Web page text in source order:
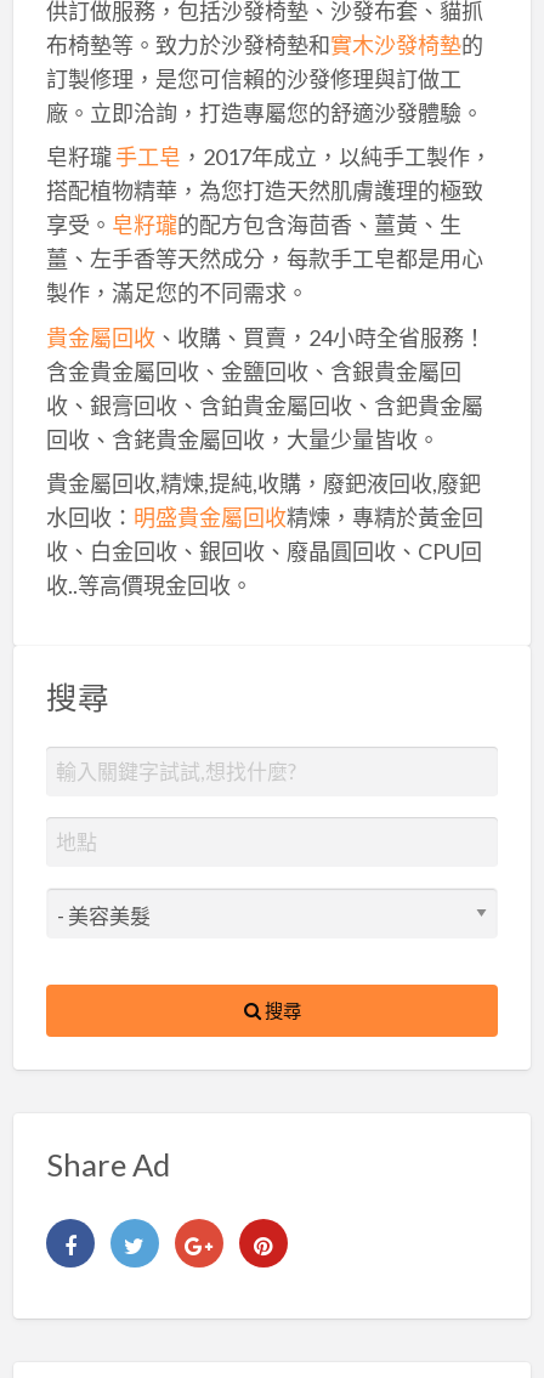
供訂做服務，包括沙發椅墊、沙發布套、貓抓
布椅墊等。致力於沙發椅墊和實木沙發椅墊的
訂製修理，是您可信賴的沙發修理與訂做工
廠。立即洽詢，打造專屬您的舒適沙發體驗。
皂籽瓏手工皂 ，2017年成立，以純手工製作，
搭配植物精華，為您打造天然肌膚護理的極致
享受。 皂籽瓏的配方包含海茴香、薑黃、生
薑、左手香等天然成分，每款手工皂都是用心
製作，滿足您的不同需求。
貴金屬回收、收購、買賣，24小時全省服務！
含金貴金屬回收、金鹽回收、含銀貴金屬回
收、銀膏回收、含鉑貴金屬回收、含鈀貴金屬
回收、含銠貴金屬回收，大量少量皆收。
貴金屬回收,精煉,提純,收購，廢鈀液回收,廢鈀
水回收： 明盛貴金屬回收精煉，專精於黃金回
收、白金回收、銀回收、廢晶圓回收、CPU回
收..等高價現金回收。
搜尋
搜尋
Share Ad